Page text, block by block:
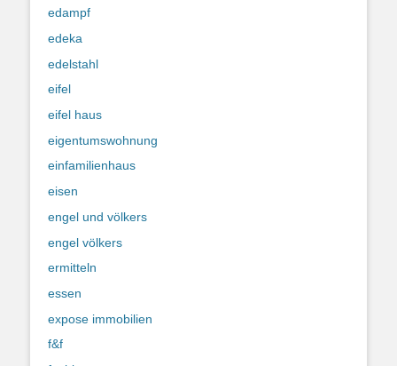
edampf
edeka
edelstahl
eifel
eifel haus
eigentumswohnung
einfamilienhaus
eisen
engel und völkers
engel völkers
ermitteln
essen
expose immobilien
f&f